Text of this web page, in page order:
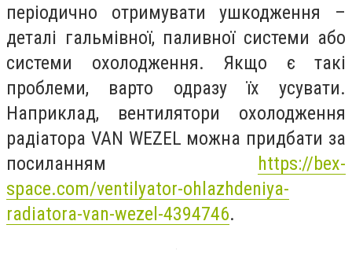
періодично отримувати ушкодження –
деталі гальмівної, паливної системи або
системи охолодження. Якщо є такі
проблеми, варто одразу їх усувати.
Наприклад, вентилятори охолодження
радіатора VAN WEZEL можна придбати за
посиланням https://bex-
space.com/ventilyator-ohlazhdeniya-
radiatora-van-wezel-4394746.